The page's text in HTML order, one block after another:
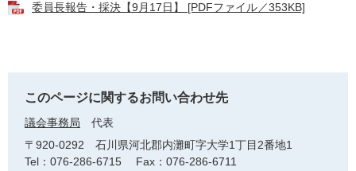
委員長報告・採決【9月17日】 [PDFファイル／353KB]
このページに関するお問い合わせ先
議会事務局
代表
〒920-0292
石川県河北郡内灘町字大学1丁目2番地1
Tel：076-286-6715
Fax：076-286-6711